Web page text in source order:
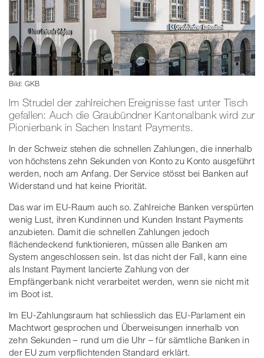
Bild: GKB
Im Strudel der zahlreichen Ereignisse fast unter Tisch
gefallen: Auch die Graubündner Kantonalbank wird zur
Pionierbank in Sachen Instant Payments.
In der Schweiz stehen die schnellen Zahlungen, die innerhalb
von höchstens zehn Sekunden von Konto zu Konto ausgeführt
werden, noch am Anfang. Der Service stösst bei Banken auf
Widerstand und hat keine Priorität.
Das war im EU-Raum auch so. Zahlreiche Banken verspürten
wenig Lust, ihren Kundinnen und Kunden Instant Payments
anzubieten. Damit die schnellen Zahlungen jedoch
flächendeckend funktionieren, müssen alle Banken am
System angeschlossen sein. Ist das nicht der Fall, kann eine
als Instant Payment lancierte Zahlung von der
Empfängerbank nicht verarbeitet werden, wenn sie nicht mit
im Boot ist.
Im EU-Zahlungsraum hat schliesslich das EU-Parlament ein
Machtwort gesprochen und Überweisungen innerhalb von
zehn Sekunden – rund um die Uhr – für sämtliche Banken in
der EU zum verpflichtenden Standard erklärt.